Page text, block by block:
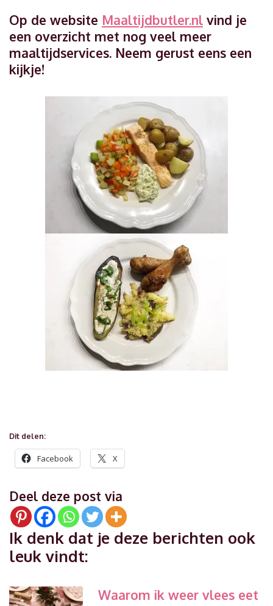
Op de website Maaltijdbutler.nl vind je
een overzicht met nog veel meer
maaltijdservices. Neem gerust eens een
kijkje!
Dit delen:
Facebook X
Deel deze post via
Ik denk dat je deze berichten ook
leuk vindt:
Waarom ik weer vlees eet